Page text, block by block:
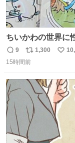
ちいかわの世界に
かわタロットでも
させないように描
返
信
9
リ
ポ
ト
数
1,300
い
数
15時間前